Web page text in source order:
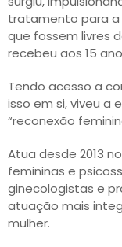
tratamento para a
que fossem livres
recebeu aos 15
Tendo acesso a
isso em si, viveu a
“reconexão
Atua desde 2013
femininas e
ginecologistas e
atuação mais
mulher.